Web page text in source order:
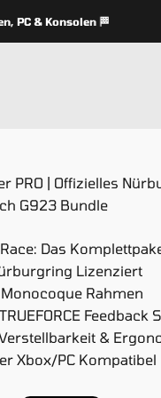
& Konsolen 🏁
PRO | Offizielles
G923 Bundle
Das
Lizenziert
Monocoque Rahmen
Feedback
&
Xbox/PC Kompatibel